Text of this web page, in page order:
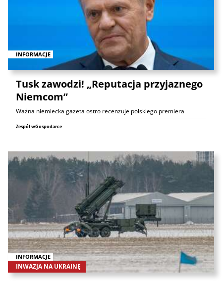
INFORMACJE
Tusk zawodzi! „Reputacja przyjaznego
Niemcom”
Ważna niemiecka gazeta ostro recenzuje polskiego premiera
Zespół wGospodarce
INFORMACJE
INWAZJA NA UKRAINĘ